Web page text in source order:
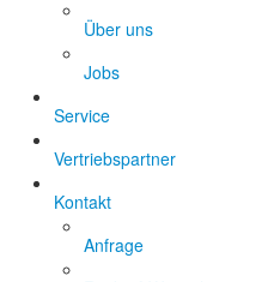
Über uns
Jobs
Service
Vertriebspartner
Kontakt
Anfrage